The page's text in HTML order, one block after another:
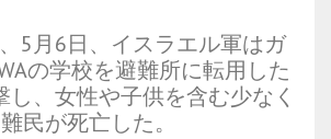
5月6日、イスラエル軍はガ
の学校を避難所に転用した
し、女性や子供を含む少なく
民が死亡した。